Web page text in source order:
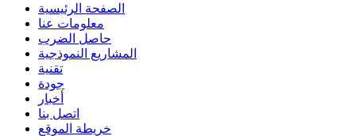
الصفحة الرئيسية
معلومات عنا
حاصل الضرب
المشاريع النموذجية
تقنية
جودة
أخبار
اتصل بنا
خريطة الموقع